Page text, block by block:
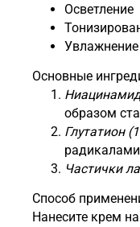
Осветление
Увлажнение
Основные
образом
Глутатион
Частички
Способ
Нанесите крем